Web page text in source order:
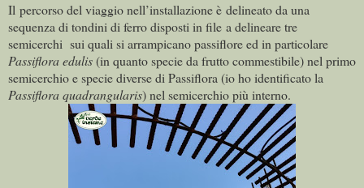
Il percorso del viaggio nell’installazione è delineato da una
sequenza di tondini di ferro disposti in file a delineare tre
semicerchi sui quali si arrampicano passiflore ed in particolare
Passiflora edulis(in quanto specie da frutto commestibile) nel primo
semicerchio e specie diverse di Passiflora (io ho identificato la
Passiflora quadrangularis) nel semicerchio più interno.